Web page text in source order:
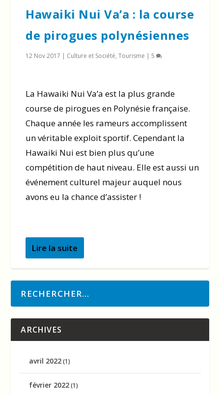
Hawaiki Nui Va’a : la course
de pirogues polynésiennes
12 Nov 2017 | Culture et Société,Tourisme |5
La Hawaiki Nui Va’a est la plus grande
course de pirogues en Polynésie française.
Chaque année les rameurs accomplissent
un véritable exploit sportif. Cependant la
Hawaiki Nui est bien plus qu’une
compétition de haut niveau. Elle est aussi un
événement culturel majeur auquel nous
avons eu la chance d’assister !
Lire la suite
ARCHIVES
avril 2022 (1)
février 2022 (1)